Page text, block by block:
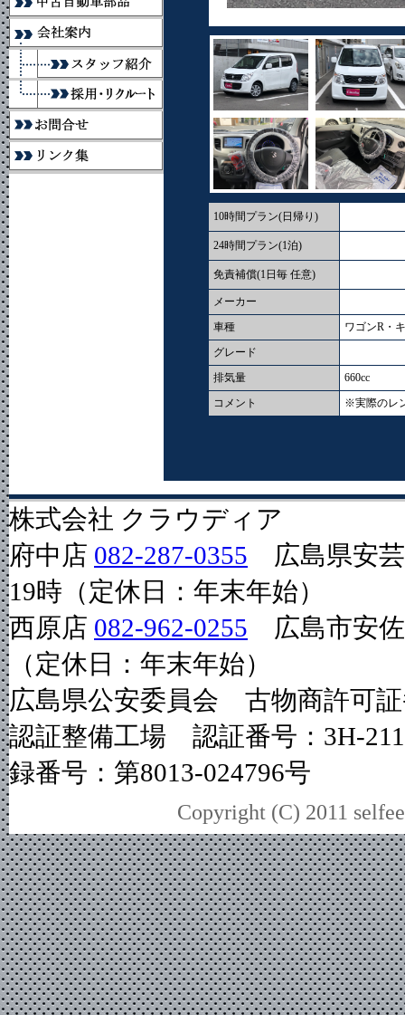
10時間プラン(日帰り)
24時間プラン(1泊)
免責補償(1日毎 任意)
メーカー
車種
ワゴンR・
グレード
排気量
660cc
コメント
※実際のレ
株式会社 クラウディア
府中店 082-287-0355 広島県安
19時（定休日：年末年始）
西原店 082-962-0255 広島市安
（定休日：年末年始）
広島県公安委員会 古物商許可
認証整備工場 認証番号：3H-
録番号：第8013-024796号
Copyright (C) 2011